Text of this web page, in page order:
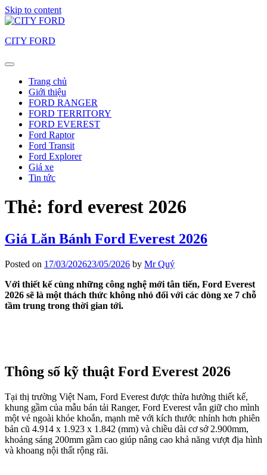
Skip to content
CITY FORD
Trang chủ
Giới thiệu
FORD RANGER
FORD TERRITORY
FORD EVEREST
Ford Raptor
Ford Transit
Ford Explorer
Giá xe
Tin tức
Thẻ: ford everest 2026
Giá Lăn Bánh Ford Everest 2026
Posted on 17/03/202623/05/2026 by Mr Quý
Với thiết kế cùng những công nghệ mới tân tiến, Ford Everest
2026 sẽ là một thách thức không nhỏ đối với các dòng xe 7 chỗ
tầm trung trong thời gian tới.
Thông số kỹ thuật Ford Everest 2026
Tại thị trường Việt Nam, Ford Everest được thừa hưởng thiết kế,
khung gầm của mẫu bán tải Ranger, Ford Everest vẫn giữ cho mình
một vẻ ngoài khỏe khoắn, mạnh mẽ với kích thước nhỉnh hơn phiên
bản cũ 4.914 x 1.923 x 1.842 (mm) và chiều dài cơ sở 2.900mm,
khoảng sáng 200mm gầm cao giúp nâng cao khả năng vượt địa hình
và khoang nội thất rộng rãi.